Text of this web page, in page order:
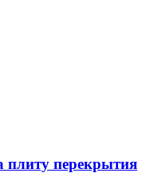
плиту перекрытия